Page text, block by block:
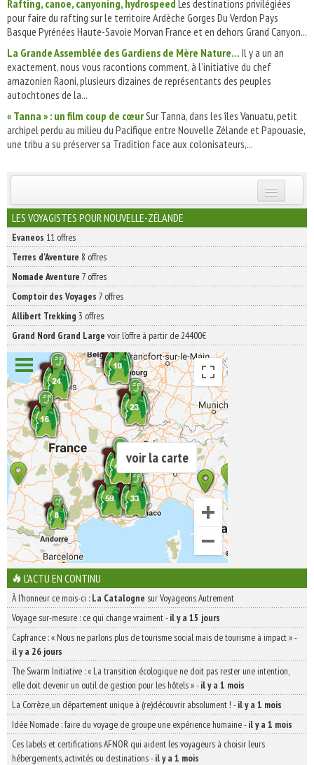
Rafting, canoe, canyoning, hydrospeed Les destinations privilégiées
pour faire du rafting sur le territoire Ardèche Gorges Du Verdon Pays
Basque Pyrénées Haute-Savoie Morvan France et en dehors Grand Canyon...
La Grande Assemblée des Gardiens de Mère Nature… Il y a un an
exactement, nous vous racontions comment, à l’initiative du chef
amazonien Raoni, plusieurs dizaines de représentants des peuples
autochtones de la...
« Tanna » : un film coup de cœurSur Tanna, dans les îles Vanuatu, petit
archipel perdu au milieu du Pacifique entre Nouvelle Zélande et Papouasie,
une tribu a su préserver sa Tradition face aux colonisateurs,...
INSCRIVEZ-VOUS | ABONNEZ-VOUS
LES VOYAGISTES POUR NOUVELLE-ZÉLANDE
Evaneos 11 offres
Terres d'Aventure 8 offres
Nomade Aventure 7 offres
Comptoir des Voyages 7 offres
Allibert Trekking 3 offres
Grand Nord Grand Large voir l'offre à partir de 24400€
voir la carte
L'ACTU EN CONTINU
À l'honneur ce mois-ci : La Catalogne sur Voyageons Autrement
Voyage sur-mesure : ce qui change vraiment-il y a 15 jours
Capfrance : « Nous ne parlons plus de tourisme social mais de tourisme à impact »-
il y a 26 jours
The Swarm Initiative : « La transition écologique ne doit pas rester une intention,
elle doit devenir un outil de gestion pour les hôtels »-il y a 1 mois
La Corrèze, un département unique à (re)découvrir absolument ! -il y a 1 mois
Idée Nomade : faire du voyage de groupe une expérience humaine-il y a 1 mois
Ces labels et certifications AFNOR qui aident les voyageurs à choisir leurs
hébergements, activités ou destinations-il y a 1 mois